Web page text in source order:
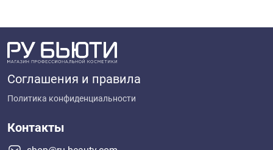
Соглашения и правила
Политика конфиденциальности
Контакты